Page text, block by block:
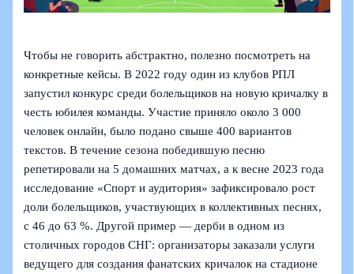
Чтобы не говорить абстрактно, полезно посмотреть на
конкретные кейсы. В 2022 году один из клубов РПЛ
запустил конкурс среди болельщиков на новую кричалку в
честь юбилея команды. Участие приняло около 3 000
человек онлайн, было подано свыше 400 вариантов
текстов. В течение сезона победившую песню
репетировали на 5 домашних матчах, а к весне 2023 года
исследование «Спорт и аудитория» зафиксировало рост
доли болельщиков, участвующих в коллективных песнях,
с 46 до 63 %. Другой пример — дерби в одном из
столичных городов СНГ: организаторы заказали услуги
ведущего для создания фанатских кричалок на стадионе